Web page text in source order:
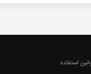
استفاده